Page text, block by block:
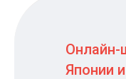
Онлайн-
Японии